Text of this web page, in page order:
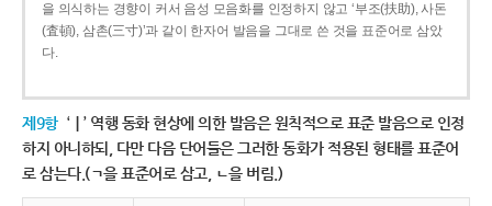
을 의식하는 경향이 커서 음성 모음화를 인정하지 않고 ‘부조(扶助), 사돈
(査頓), 삼촌(三寸)’과 같이 한자어 발음을 그대로 쓴 것을 표준어로 삼았
다.
제9항 ‘ㅣ’ 역행 동화 현상에 의한 발음은 원칙적으로 표준 발음으로 인정
하지 아니하되, 다만 다음 단어들은 그러한 동화가 적용된 형태를 표준어
로 삼는다.(ㄱ을 표준어로 삼고, ㄴ을 버림.)